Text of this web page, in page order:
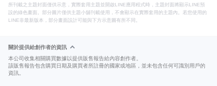
所刊載之主題封面僅供示意，實際套用主題並開啟LINE應用程式時，主題封面將顯示LINE預
設的綠色畫面。部分圖片僅供主題小舖刊載使用，不會顯示在實際套用的主題內。若您使用的
LINE非最新版本，部分畫面設計可能與下方示意圖有所不同。
關於提供給創作者的資訊
本公司收集相關購買數據以提供販售報告給內容創作者。
該販售報告包含購買日期及購買者所註冊的國家或地區，並未包含任何可識別用戶的
資訊。